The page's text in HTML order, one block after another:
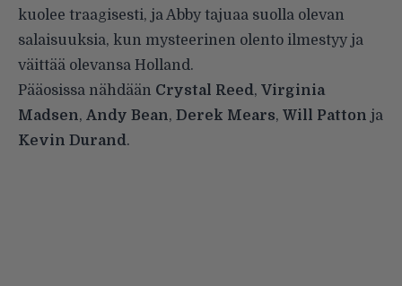
kuolee traagisesti, ja Abby tajuaa suolla olevan
salaisuuksia, kun mysteerinen olento ilmestyy ja
väittää olevansa Holland.
Pääosissa nähdään Crystal Reed, Virginia
Madsen, Andy Bean, Derek Mears, Will Patton ja
Kevin Durand.